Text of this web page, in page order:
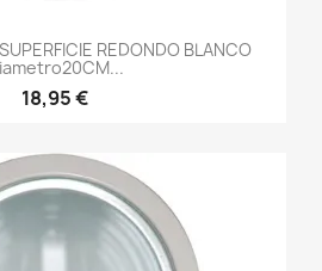
REDONDO BLANCO
18,95 €